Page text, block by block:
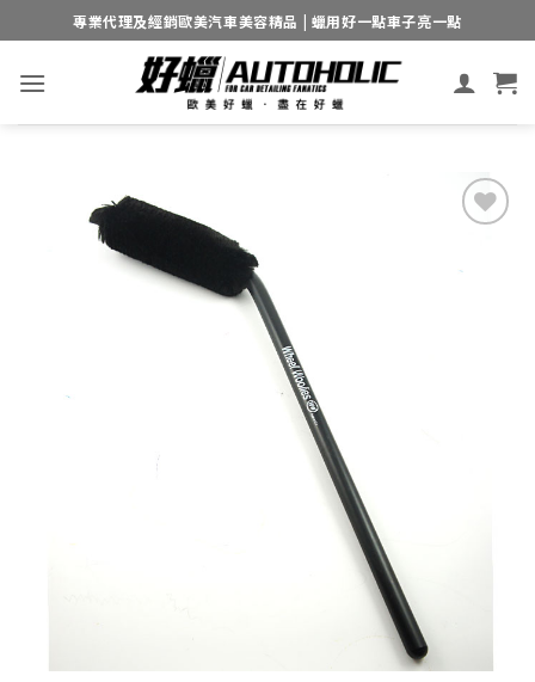
to
content
專業代理及經銷歐美汽車美容精品 | 蠟用好一點車子亮一點
wishlist